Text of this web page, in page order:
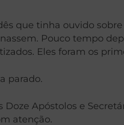
que tinha ouvido
Pouco tempo
Eles foram os
parado.
Doze Apóstolos e
atenção.